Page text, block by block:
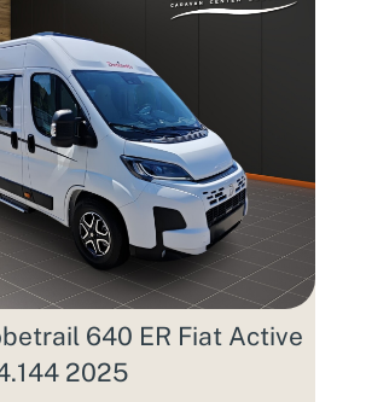
640 ER Fiat Active
2025